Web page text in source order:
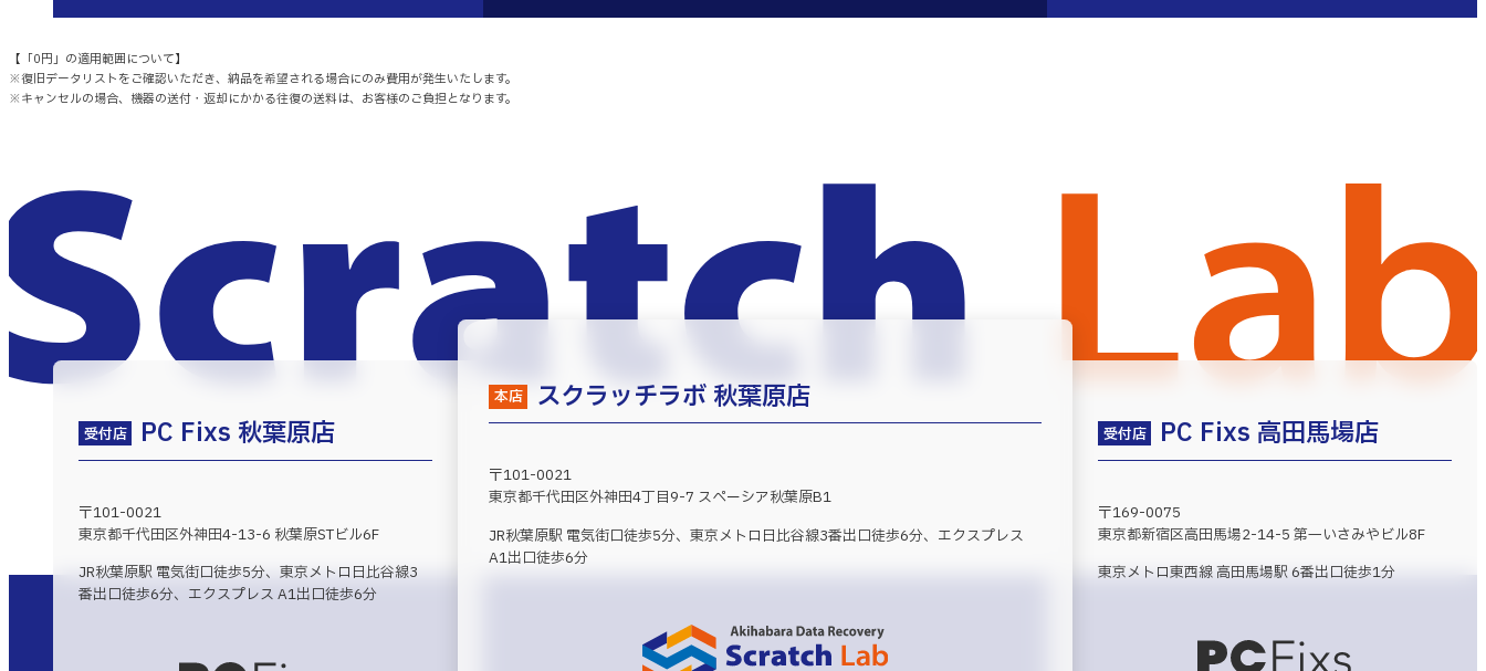
【「0円」の適用範囲について】
※復旧データリストをご確認いただき、納品を希望される場合にのみ費用が発生いたします。
※キャンセルの場合、機器の送付・返却にかかる往復の送料は、お客様のご負担となります。
受付店 PC Fixs 秋葉原店
〒101-0021
東京都千代田区外神田4-13-6 秋葉原STビル6F
JR秋葉原駅 電気街口徒歩5分、東京メトロ日比谷線3
番出口徒歩6分、エクスプレス A1出口徒歩6分
本店 スクラッチラボ 秋葉原店
〒101-0021
東京都千代田区外神田4丁目9-7 スペーシア秋葉原B1
JR秋葉原駅 電気街口徒歩5分、東京メトロ日比谷線3番出口徒歩6分、エクスプレス
A1出口徒歩6分
受付店 PC Fixs 高田馬場店
〒169-0075
東京都新宿区高田馬場2-14-5 第一いさみやビル8F
東京メトロ東西線 高田馬場駅 6番出口徒歩1分